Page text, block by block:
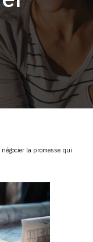
la promesse qui